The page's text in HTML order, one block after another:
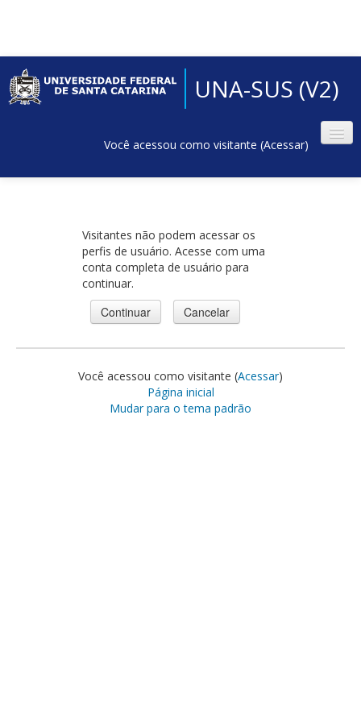
UNA-SUS (V2)
Você acessou como visitante (Acessar)
Visitantes não podem acessar os
perfis de usuário. Acesse com uma
conta completa de usuário para
continuar.
Você acessou como visitante (Acessar)
Página inicial
Mudar para o tema padrão